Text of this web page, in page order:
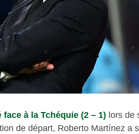
à la Tchéquie (2 – 1) lors de
de départ, Roberto Martínez a